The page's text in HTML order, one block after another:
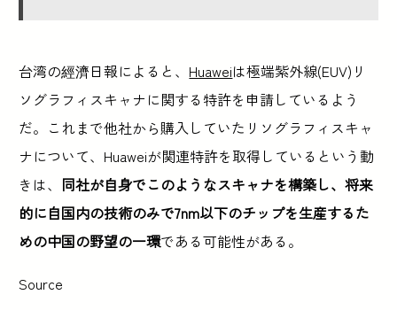
台湾の經濟日報によると、 Huaweiは極端紫外線(EUV)リ
ソグラフィスキャナに関する特許を申請しているよう
だ。これまで他社から購入していたリソグラフィスキャ
ナについて、Huaweiが関連特許を取得しているという動
きは、 同社が自身でこのようなスキャナを構築し、将来
的に自国内の技術のみで7nm以下のチップを生産するた
めの中国の野望の一環である可能性がある。
Source